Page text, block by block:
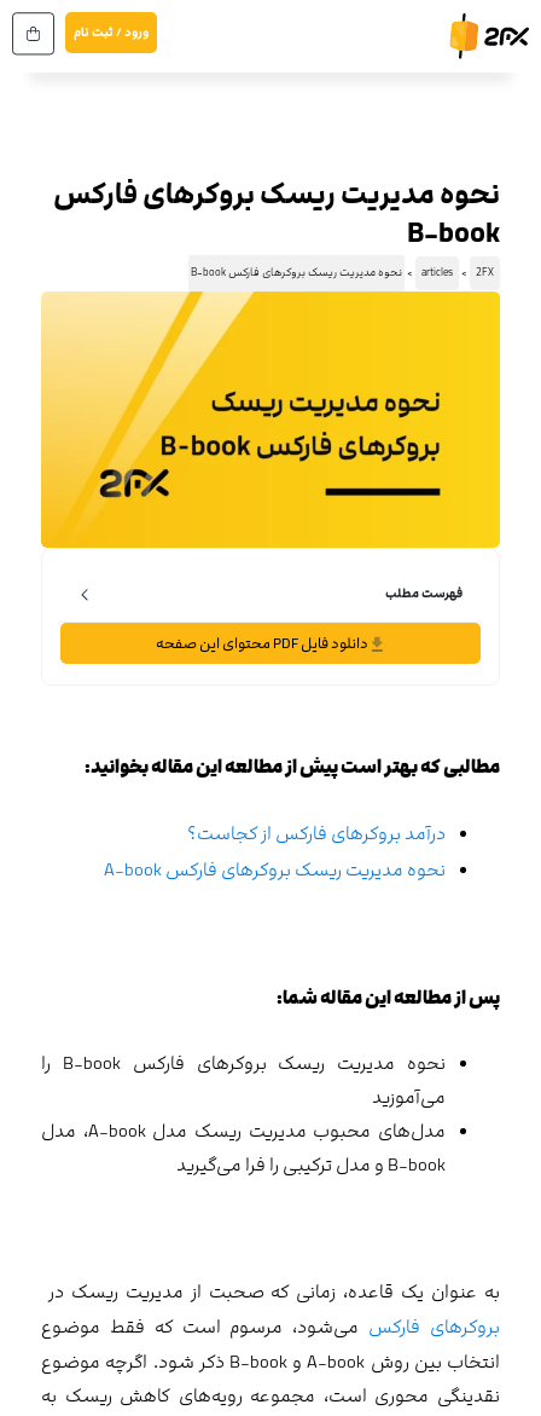
به
ورود / ثبت نام
نحوه مدیریت ریسک بروکرهای فارکس
B-book
2FX
articles نحوه مدیریت ریسک بروکرهای فارکس B-book
فهرست مطلب
دانلود فایل PDF محتوای این صفحه
مطالبی که بهتر است پیش از مطالعه این مقاله بخوانید:
درآمد بروکرهای فارکس از کجاست؟
نحوه مدیریت ریسک بروکرهای فارکس A-book
پس از مطالعه این مقاله شما:
نحوه مدیریت ریسک بروکرهای فارکس B-book را
می‌آموزید
مدل‌های محبوب مدیریت ریسک مدل A-book، مدل
B-book و مدل ترکیبی را فرا می‌گیرید
به عنوان یک قاعده، زمانی که صحبت از مدیریت ریسک در
بروکرهای فارکس می‌شود، مرسوم است که فقط موضوع
انتخاب بین روش A-book و B-book ذکر شود. اگرچه موضوع
نقدینگی محوری است، مجموعه رویه‌های کاهش ریسک به